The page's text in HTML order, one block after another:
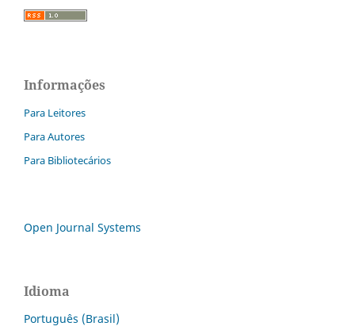
Informações
Para Leitores
Para Autores
Para Bibliotecários
Open Journal Systems
Idioma
Português (Brasil)